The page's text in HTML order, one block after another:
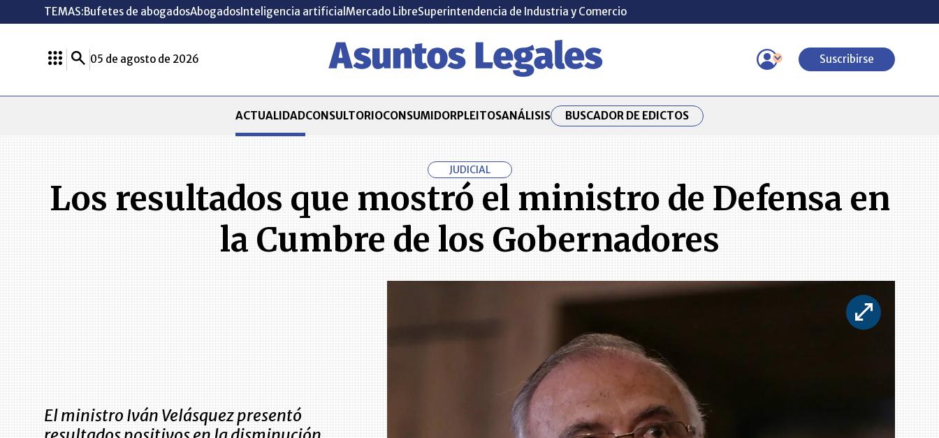
TEMAS:Bufetes de abogadosAbogadosInteligencia artificial Mercado LibreSuperintendencia de Industria y Comercio
05 de agosto de 2026 Suscribirse
ACTUALIDADCONSULTORIOCONSUMIDORPLEITOSANÁLISIS BUSCADOR DE EDICTOS
JUDICIAL
Los resultados que mostró el ministro de Defensa en
la Cumbre de los Gobernadores
El ministro Iván Velásquez presentó